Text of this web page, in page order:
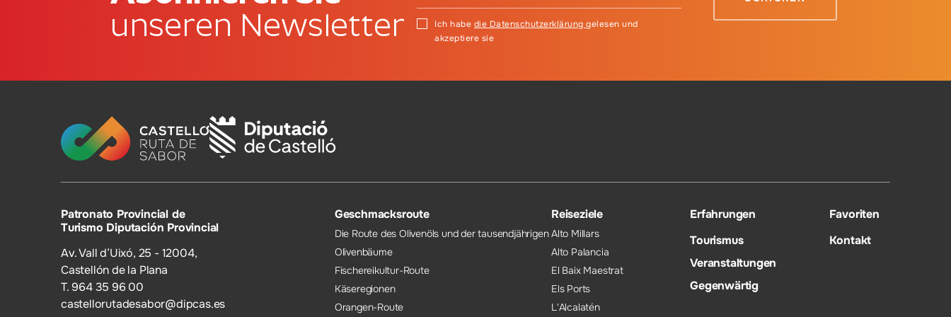
unseren Newsletter
Ich habe die Datenschutzerklärunggelesen und
akzeptiere sie
Patronato Provincial de
Turismo Diputación Provincial
Av. Vall d’Uixó, 25 - 12004,
Castellón de la Plana
T. 964 35 96 00
castellorutadesabor@dipcas.es
Geschmacksroute
Die Route des Olivenöls und der tausendjährigen
Olivenbäume
Fischereikultur-Route
Käseregionen
Orangen-Route
Reiseziele
Alto Millars
Alto Palancia
El Baix Maestrat
Els Ports
L'Alcalatén
Erfahrungen
Tourismus
Veranstaltungen
Gegenwärtig
Favoriten
Kontakt